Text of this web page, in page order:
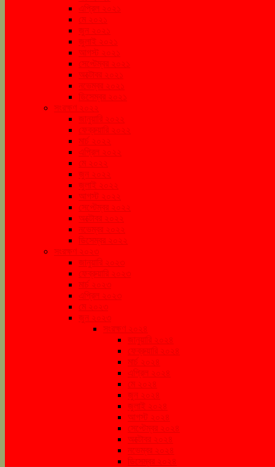
এপ্রিল ২০২১
মে ২০২১
জুন ২০২১
জুলাই ২০২১
আগস্ট ২০২১
সেপ্টেম্বর ২০২১
অক্টোবর ২০২১
নভেম্বর ২০২১
ডিসেম্বর ২০২১
সংরক্ষণ ২০২২
জানুয়ারি ২০২২
ফেব্রুয়ারি ২০২২
মার্চ ২০২২
এপ্রিল ২০২২
মে ২০২২
জুন ২০২২
জুলাই ২০২২
আগস্ট ২০২২
সেপ্টেম্বর ২০২২
অক্টোবর ২০২২
নভেম্বর ২০২২
ডিসেম্বর ২০২২
সংরক্ষণ ২০২৩
জানুয়ারি ২০২৩
ফেব্রুয়ারি ২০২৩
মার্চ ২০২৩
এপ্রিল ২০২৩
মে ২০২৩
জুন ২০২৩
সংরক্ষণ ২০২৪
জানুয়ারি ২০২৪
ফেব্রুয়ারি ২০২৪
মার্চ ২০২৪
এপ্রিল ২০২৪
মে ২০২৪
জুন ২০২৪
জুলাই ২০২৪
আগস্ট ২০২৪
সেপ্টেম্বর ২০২৪
অক্টোবর ২০২৪
নভেম্বর ২০২৪
ডিসেম্বর ২০২৪